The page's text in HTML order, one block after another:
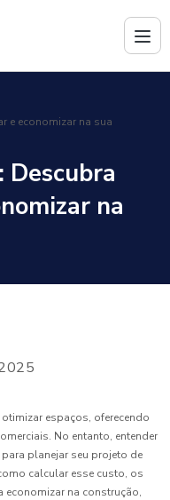
e economizar na sua
Descubra
na
espaços, oferecendo
No entanto, entender
planejar seu projeto de
calcular esse custo, os
economizar na construção,